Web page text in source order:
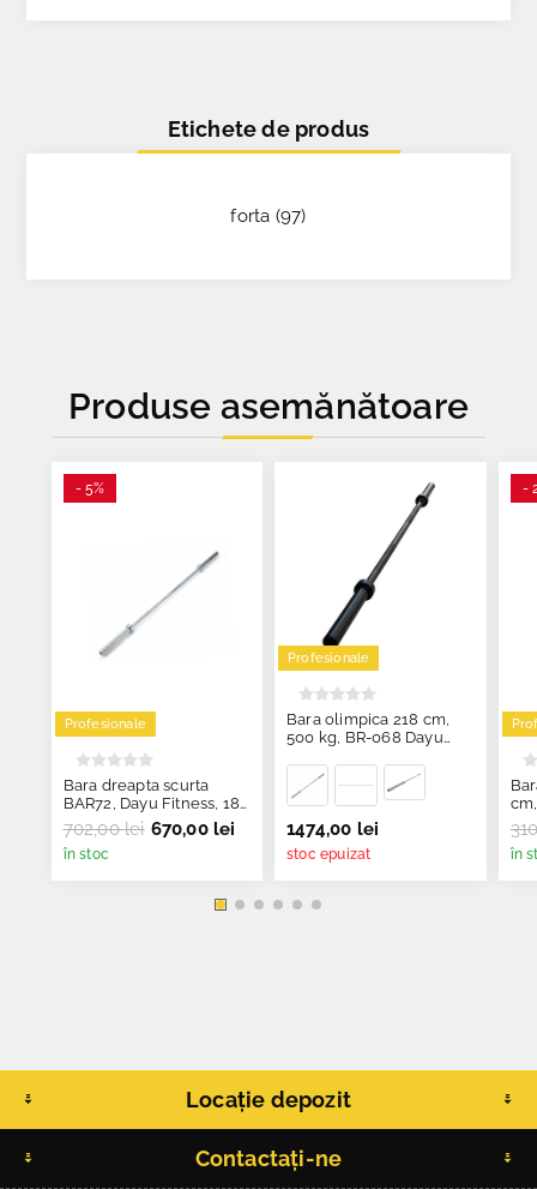
Etichete de produs
forta (97)
Produse asemănătoare
- 5%
Profesionale
Bara dreapta scurta
BAR72, Dayu Fitness, 183
cm
702,00 lei 670,00 lei
în stoc
Profesionale
Bara olimpica 218 cm,
500 kg, BR-068 Dayu
1474,00 lei
stoc epuizat
-
în
Locație depozit
Contactați-ne